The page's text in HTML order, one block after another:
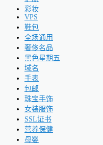
彩妆
VPS
鞋包
全场通用
奢侈名品
黑色星期五
域名
手表
包邮
珠宝手饰
女装服饰
SSL证书
营养保健
母婴